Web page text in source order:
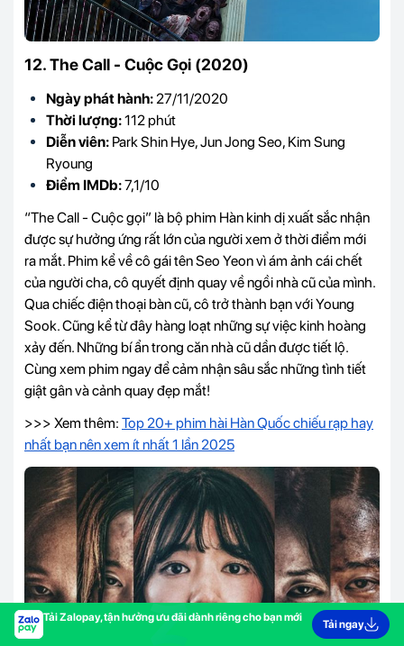
Tải Zalopay, tận hưởng ưu đãi dành riêng cho bạn mới
Tải ngay
12. The Call - Cuộc Gọi (2020)
Ngày phát hành: 27/11/2020
Thời lượng:112 phút
Diễn viên: Park Shin Hye, Jun Jong Seo, Kim Sung
Ryoung
Điểm IMDb:7,1/10
“The Call - Cuộc gọi” là bộ phim Hàn kinh dị xuất sắc nhận
được sự hưởng ứng rất lớn của người xem ở thời điểm mới
ra mắt. Phim kể về cô gái tên Seo Yeon vì ám ảnh cái chết
của người cha, cô quyết định quay về ngồi nhà cũ của mình.
Qua chiếc điện thoại bàn cũ, cô trở thành bạn với Young
Sook. Cũng kể từ đây hàng loạt những sự việc kinh hoàng
xảy đến. Những bí ẩn trong căn nhà cũ dần được tiết lộ.
Cùng xem phim ngay để cảm nhận sâu sắc những tình tiết
giật gân và cảnh quay đẹp mắt!
>>> Xem thêm: Top 20+ phim hài Hàn Quốc chiếu rạp hay
nhất bạn nên xem ít nhất 1 lần 2025